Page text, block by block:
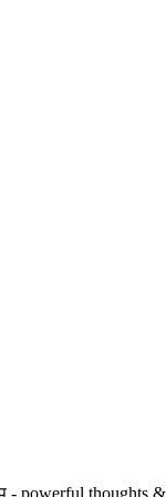
powerful thoughts